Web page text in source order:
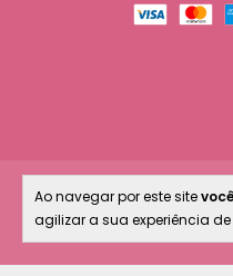
Ao navegar por este site
agilizar a sua experiência
Copyright Lelê